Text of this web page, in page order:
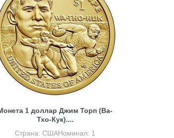
1 доллар Джим Торп (Ва-
Тхо-Кук)....
Страна: СШАНоминал: 1